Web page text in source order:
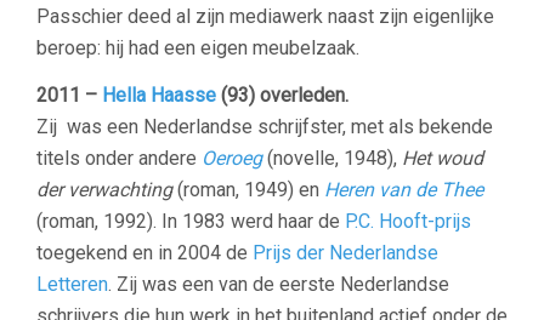
Passchier deed al zijn mediawerk naast zijn eigenlijke
beroep: hij had een eigen meubelzaak.
2011 – Hella Haasse (93) overleden.
Zij was een Nederlandse schrijfster, met als bekende
titels onder andere Oeroeg(novelle, 1948), Het woud
der verwachting(roman, 1949) en Heren van de Thee
(roman, 1992). In 1983 werd haar de P.C. Hooft-prijs
toegekend en in 2004 de Prijs der Nederlandse
Letteren. Zij was een van de eerste Nederlandse